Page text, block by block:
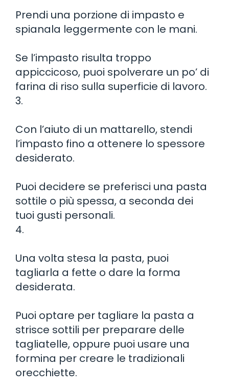
Prendi una porzione di impasto e
spianala leggermente con le mani.
Se l’impasto risulta troppo
appiccicoso, puoi spolverare un po’ di
farina di riso sulla superficie di lavoro.
3.
Con l’aiuto di un mattarello, stendi
l’impasto fino a ottenere lo spessore
desiderato.
Puoi decidere se preferisci una pasta
sottile o più spessa, a seconda dei
tuoi gusti personali.
4.
Una volta stesa la pasta, puoi
tagliarla a fette o dare la forma
desiderata.
Puoi optare per tagliare la pasta a
strisce sottili per preparare delle
tagliatelle, oppure puoi usare una
formina per creare le tradizionali
orecchiette.